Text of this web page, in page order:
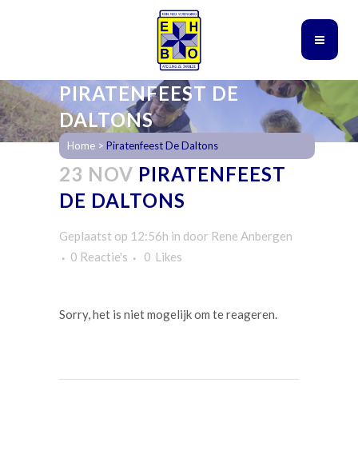
PIRATENFEEST DE
DALTONS
Home > Piratenfeest De Daltons
23 NOV PIRATENFEEST
DE DALTONS
Geplaatst op 12:56h in door Rene Anbergen
0 Reactie's
0 Likes
Sorry, het is niet mogelijk om te reageren.